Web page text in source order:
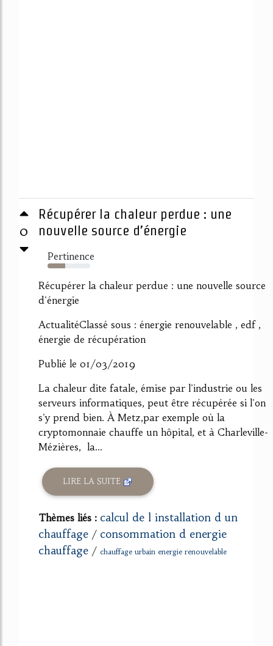
0
Récupérer la chaleur perdue : une
nouvelle source d’énergie
Pertinence
42%
Récupérer la chaleur perdue : une nouvelle source
d'énergie
ActualitéClassé sous : énergie renouvelable , edf ,
énergie de récupération
Publié le 01/03/2019
La chaleur dite fatale, émise par l'industrie ou les
serveurs informatiques, peut être récupérée si l'on
s'y prend bien. À Metz,par exemple où la
cryptomonnaie chauffe un hôpital, et à Charleville-
Mézières, la...
LIRE LA SUITE
Thèmes liés : calcul de l installation d un
chauffage / consommation d energie
chauffage / chauffage urbain energie renouvelable